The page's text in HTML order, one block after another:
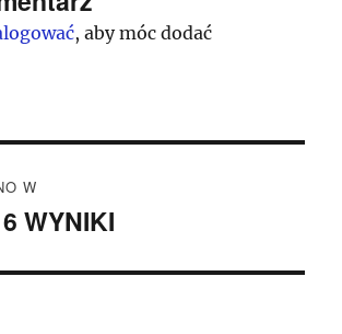
, aby móc dodać
W
WYNIKI